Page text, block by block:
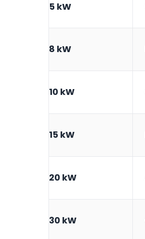
5 kW
8 kW
10 kW
15 kW
20 kW
30 kW